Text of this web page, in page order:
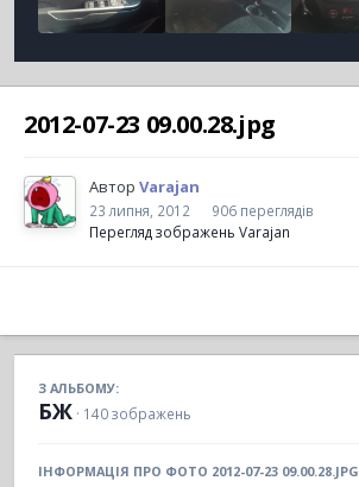
2012-07-23 09.00.28.jpg
Автор Varajan
23 липня, 2012
906 переглядів
Перегляд зображень Varajan
З АЛЬБОМУ:
БЖ · 140 зображень
ІНФОРМАЦІЯ ПРО ФОТО 2012-07-23 09.00.28.JPG